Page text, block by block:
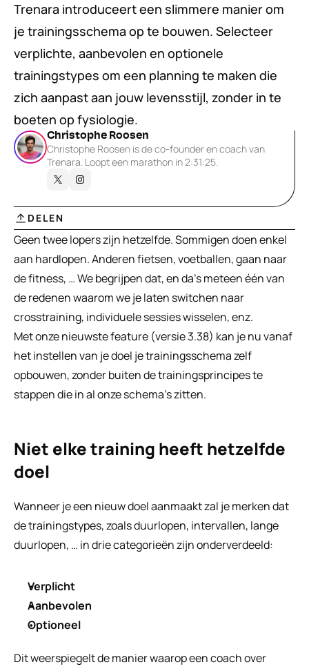
Trenara introduceert een slimmere manier om
je trainingsschema op te bouwen. Selecteer
verplichte, aanbevolen en optionele
trainingstypes om een planning te maken die
zich aanpast aan jouw levensstijl, zonder in te
boeten op fysiologie.
Christophe Roosen
Christophe Roosen is de co-founder en coach van
Trenara. Loopt een marathon in 2:31:25.
DELEN
Geen twee lopers zijn hetzelfde. Sommigen doen enkel
aan hardlopen. Anderen fietsen, voetballen, gaan naar
de fitness, … We begrijpen dat, en da's meteen één van
de redenen waarom we je laten switchen naar
crosstraining, individuele sessies wisselen, enz.
Met onze nieuwste feature (versie 3.38) kan je nu vanaf
het instellen van je doel je trainingsschema zelf
opbouwen, zonder buiten de trainingsprincipes te
stappen die in al onze schema's zitten.
Niet elke training heeft hetzelfde
doel
Wanneer je een nieuw doel aanmaakt zal je merken dat
de trainingstypes, zoals duurlopen, intervallen, lange
duurlopen, … in drie categorieën zijn onderverdeeld:
Verplicht
Aanbevolen
Optioneel
Dit weerspiegelt de manier waarop een coach over